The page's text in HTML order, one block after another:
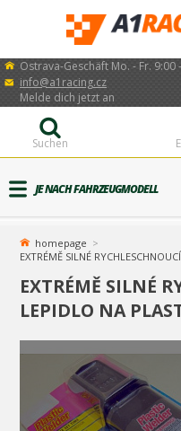
Ostrava-Geschäft Mo. - Fr. 9:00
info@a1racing.cz
Melde dich jetzt an
Suchen
JE NACH FAHRZEUGMODELL
homepage
EXTRÉMĚ SILNÉ
EXTRÉMĚ SILNÉ
LEPIDLO NA